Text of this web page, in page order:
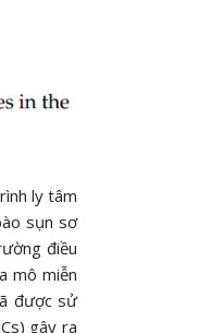
ly tâm
sụn sơ
điều
mô miễn
được sử
gây ra